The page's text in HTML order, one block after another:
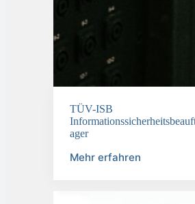
TÜV-ISB
Informationssicherheitsbeauftr